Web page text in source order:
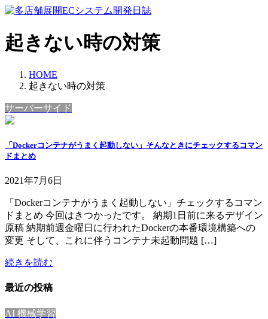
コ
テ
ン
ッ
プ
ナ
ゲ
ー
移
動
起きない時の対策
HOME
起きない時の対策
サーバーサイド
「Dockerコンテナがうまく起動しない」そんなときにチェックするコマン
ドまとめ
2021年7月6日
「Dockerコンテナがうまく起動しない」チェックするコマン
ドまとめ 今回はきつかったです。 納期1日前に来るデザイン
原稿 納期前週金曜日に行われたDockerの本番環境構築への
変更 そして、これに伴うコンテナ未起動問題 […]
続きを読む
最近の投稿
AI 機械学習